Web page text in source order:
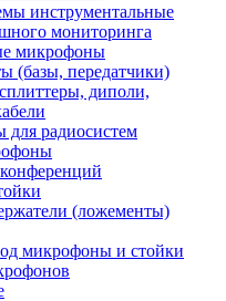
инструментальные
мониторинга
микрофоны
(базы, передатчики)
диполи,
для радиосистем
(ложементы)
микрофоны и стойки